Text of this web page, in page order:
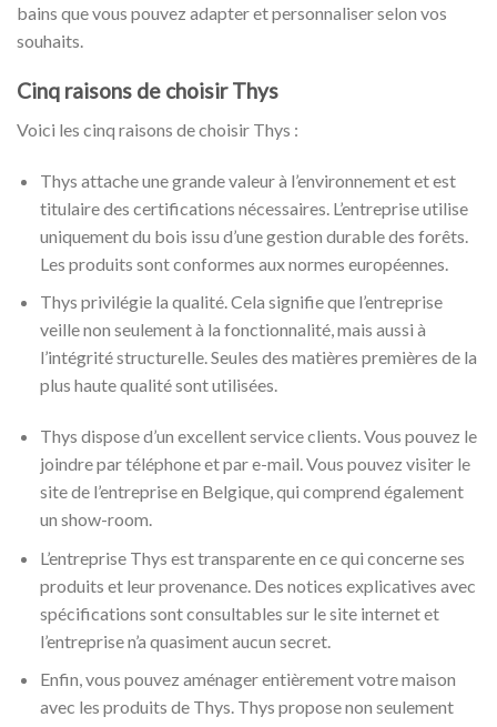
bains que vous pouvez adapter et personnaliser selon vos
souhaits.
Cinq raisons de choisir Thys
Voici les cinq raisons de choisir Thys :
Thys attache une grande valeur à l’environnement et est
titulaire des certifications nécessaires. L’entreprise utilise
uniquement du bois issu d’une gestion durable des forêts.
Les produits sont conformes aux normes européennes.
Thys privilégie la qualité. Cela signifie que l’entreprise
veille non seulement à la fonctionnalité, mais aussi à
l’intégrité structurelle. Seules des matières premières de la
plus haute qualité sont utilisées.
Thys dispose d’un excellent service clients. Vous pouvez le
joindre par téléphone et par e-mail. Vous pouvez visiter le
site de l’entreprise en Belgique, qui comprend également
un show-room.
L’entreprise Thys est transparente en ce qui concerne ses
produits et leur provenance. Des notices explicatives avec
spécifications sont consultables sur le site internet et
l’entreprise n’a quasiment aucun secret.
Enfin, vous pouvez aménager entièrement votre maison
avec les produits de Thys. Thys propose non seulement